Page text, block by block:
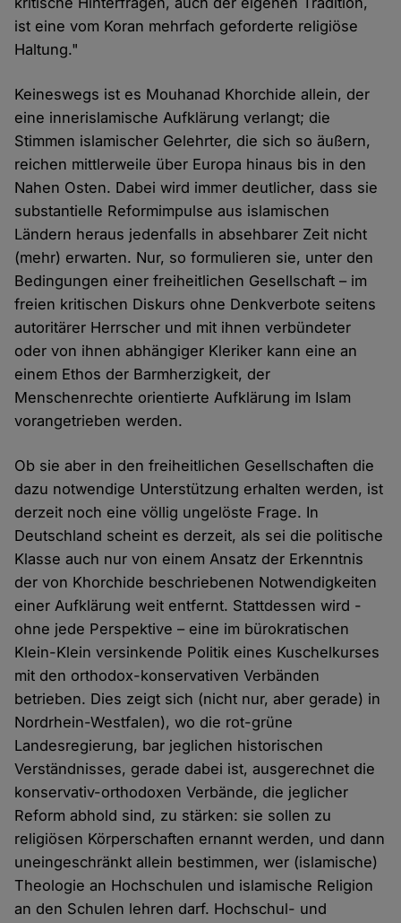
ist eine vom Koran mehrfach geforderte religiöse
Haltung."
Keineswegs ist es Mouhanad Khorchide allein, der
eine innerislamische Aufklärung verlangt; die
Stimmen islamischer Gelehrter, die sich so äußern,
reichen mittlerweile über Europa hinaus bis in den
Nahen Osten. Dabei wird immer deutlicher, dass sie
substantielle Reformimpulse aus islamischen
Ländern heraus jedenfalls in absehbarer Zeit nicht
(mehr) erwarten. Nur, so formulieren sie, unter den
Bedingungen einer freiheitlichen Gesellschaft – im
freien kritischen Diskurs ohne Denkverbote seitens
autoritärer Herrscher und mit ihnen verbündeter
oder von ihnen abhängiger Kleriker kann eine an
einem Ethos der Barmherzigkeit, der
Menschenrechte orientierte Aufklärung im Islam
vorangetrieben werden.
Ob sie aber in den freiheitlichen Gesellschaften die
dazu notwendige Unterstützung erhalten werden, ist
derzeit noch eine völlig ungelöste Frage. In
Deutschland scheint es derzeit, als sei die politische
Klasse auch nur von einem Ansatz der Erkenntnis
der von Khorchide beschriebenen Notwendigkeiten
einer Aufklärung weit entfernt. Stattdessen wird -
ohne jede Perspektive – eine im bürokratischen
Klein-Klein versinkende Politik eines Kuschelkurses
mit den orthodox-konservativen Verbänden
betrieben. Dies zeigt sich (nicht nur, aber gerade) in
Nordrhein-Westfalen), wo die rot-grüne
Landesregierung, bar jeglichen historischen
Verständnisses, gerade dabei ist, ausgerechnet die
konservativ-orthodoxen Verbände, die jeglicher
Reform abhold sind, zu stärken: sie sollen zu
religiösen Körperschaften ernannt werden, und dann
uneingeschränkt allein bestimmen, wer (islamische)
Theologie an Hochschulen und islamische Religion
an den Schulen lehren darf. Hochschul- und